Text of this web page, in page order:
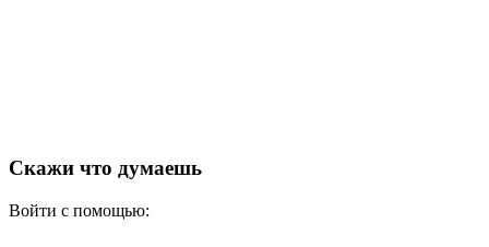
Скажи что думаешь
Войти с помощью: